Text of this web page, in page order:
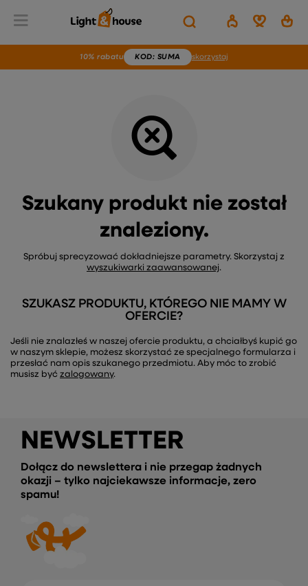
10% rabatu KOD: SUMA skorzystaj
Home Brak produktu
Szukany produkt nie został
znaleziony.
Spróbuj sprecyzować dokładniejsze parametry. Skorzystaj z
wyszukiwarki zaawansowanej.
SZUKASZ PRODUKTU, KTÓREGO NIE MAMY W
OFERCIE?
Jeśli nie znalazłeś w naszej ofercie produktu, a chciałbyś kupić go
w naszym sklepie, możesz skorzystać ze specjalnego formularza i
przesłać nam opis szukanego przedmiotu. Aby móc to zrobić
musisz być zalogowany.
NEWSLETTER
Dołącz do newslettera i nie przegap żadnych
okazji – tylko najciekawsze informacje, zero
spamu!